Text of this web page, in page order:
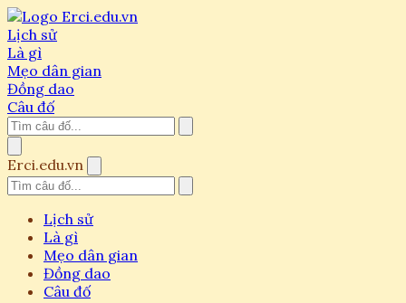
Lịch sử
Là gì
Mẹo dân gian
Đồng dao
Câu đố
Erci.edu.vn
Lịch sử
Là gì
Mẹo dân gian
Đồng dao
Câu đố